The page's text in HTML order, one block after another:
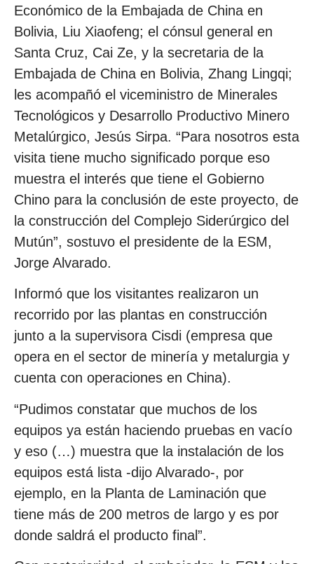
Económico de la Embajada de China en
Bolivia, Liu Xiaofeng; el cónsul general en
Santa Cruz, Cai Ze, y la secretaria de la
Embajada de China en Bolivia, Zhang Lingqi;
les acompañó el viceministro de Minerales
Tecnológicos y Desarrollo Productivo Minero
Metalúrgico, Jesús Sirpa. “Para nosotros esta
visita tiene mucho significado porque eso
muestra el interés que tiene el Gobierno
Chino para la conclusión de este proyecto, de
la construcción del Complejo Siderúrgico del
Mutún”, sostuvo el presidente de la ESM,
Jorge Alvarado.
Informó que los visitantes realizaron un
recorrido por las plantas en construcción
junto a la supervisora Cisdi (empresa que
opera en el sector de minería y metalurgia y
cuenta con operaciones en China).
“Pudimos constatar que muchos de los
equipos ya están haciendo pruebas en vacío
y eso (…) muestra que la instalación de los
equipos está lista -dijo Alvarado-, por
ejemplo, en la Planta de Laminación que
tiene más de 200 metros de largo y es por
donde saldrá el producto final”.